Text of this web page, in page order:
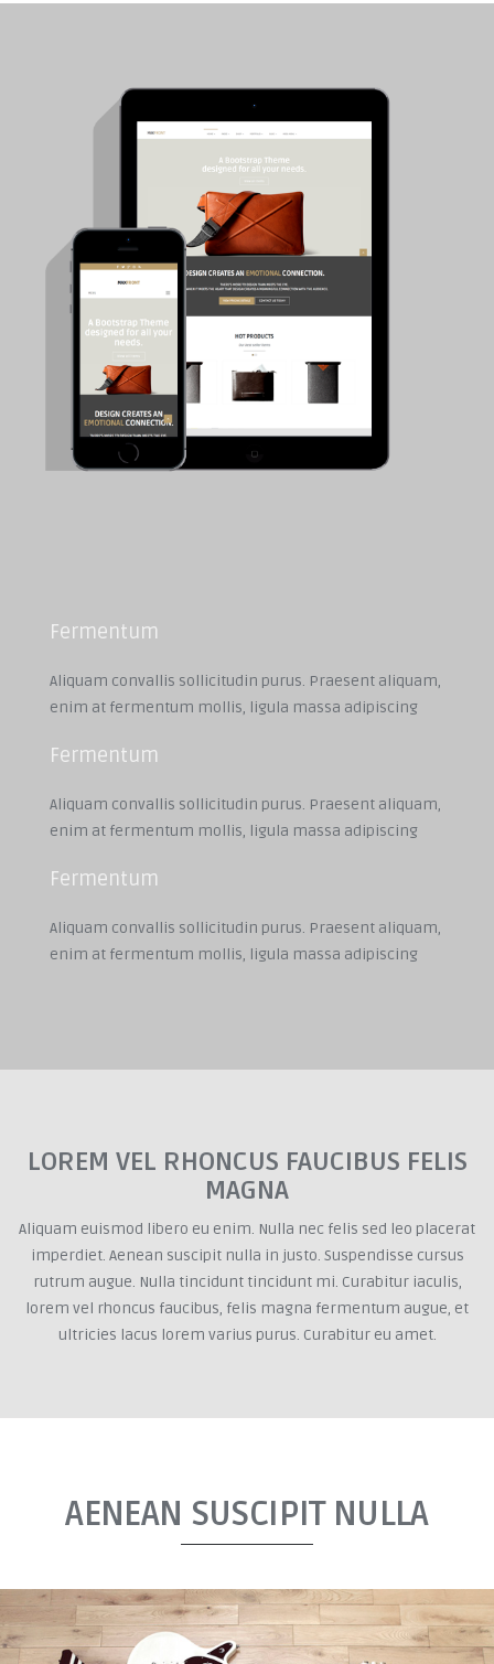
Fermentum
Aliquam convallis sollicitudin purus. Praesent aliquam,
enim at fermentum mollis, ligula massa adipiscing
Fermentum
Aliquam convallis sollicitudin purus. Praesent aliquam,
enim at fermentum mollis, ligula massa adipiscing
Fermentum
Aliquam convallis sollicitudin purus. Praesent aliquam,
enim at fermentum mollis, ligula massa adipiscing
LOREM VEL RHONCUS FAUCIBUS FELIS
MAGNA
Aliquam euismod libero eu enim. Nulla nec felis sed leo placerat
imperdiet. Aenean suscipit nulla in justo. Suspendisse cursus
rutrum augue. Nulla tincidunt tincidunt mi. Curabitur iaculis,
lorem vel rhoncus faucibus, felis magna fermentum augue, et
ultricies lacus lorem varius purus. Curabitur eu amet.
AENEAN SUSCIPIT NULLA